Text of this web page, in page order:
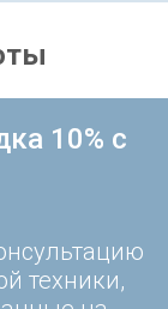
10% с
техники,